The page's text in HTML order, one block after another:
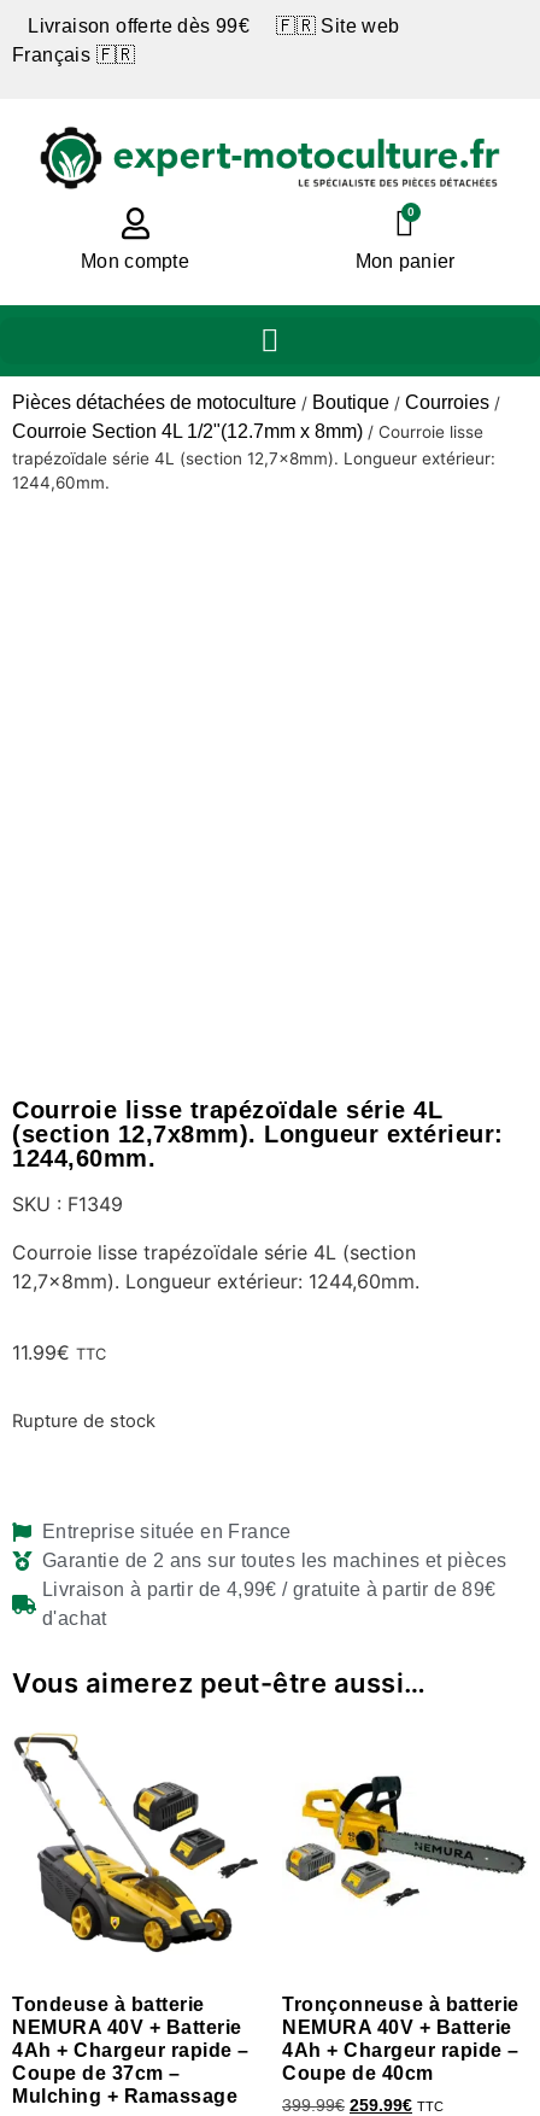
Livraison offerte dès 99€ 🇫🇷 Site web
Français 🇫🇷
Mon compte
0
Mon panier
Pièces détachées de motoculture / Boutique / Courroies /
Courroie Section 4L 1/2"(12.7mm x 8mm) / Courroie lisse
trapézoïdale série 4L (section 12,7x8mm). Longueur extérieur:
1244,60mm.
Courroie lisse trapézoïdale série 4L
(section 12,7x8mm). Longueur extérieur:
1244,60mm.
SKU : F1349
Courroie lisse trapézoïdale série 4L (section
12,7x8mm). Longueur extérieur: 1244,60mm.
11.99€ TTC
Rupture de stock
Entreprise située en France
Garantie de 2 ans sur toutes les machines et pièces
Livraison à partir de 4,99€ / gratuite à partir de 89€
d'achat
Vous aimerez peut-être aussi…
Tondeuse à batterie
NEMURA 40V + Batterie
4Ah + Chargeur rapide –
Coupe de 37cm –
Mulching + Ramassage
Tronçonneuse à batterie
NEMURA 40V + Batterie
4Ah + Chargeur rapide –
Coupe de 40cm
399.99€ 259.99€ TTC